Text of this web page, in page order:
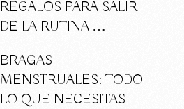
REGALOS PARA SALIR
DE LA RUTINA …
BRAGAS
MENSTRUALES: TODO
LO QUE NECESITAS